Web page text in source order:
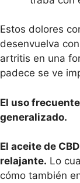
Estos dolores
desenvuelva
artritis en una
padece se ve
El uso
generalizado.
El aceite de
relajante. Lo
cómo también